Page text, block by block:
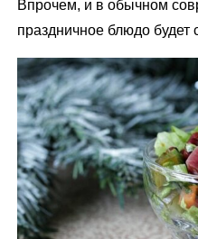
Впрочем, и в обычном
праздничное блюдо будет